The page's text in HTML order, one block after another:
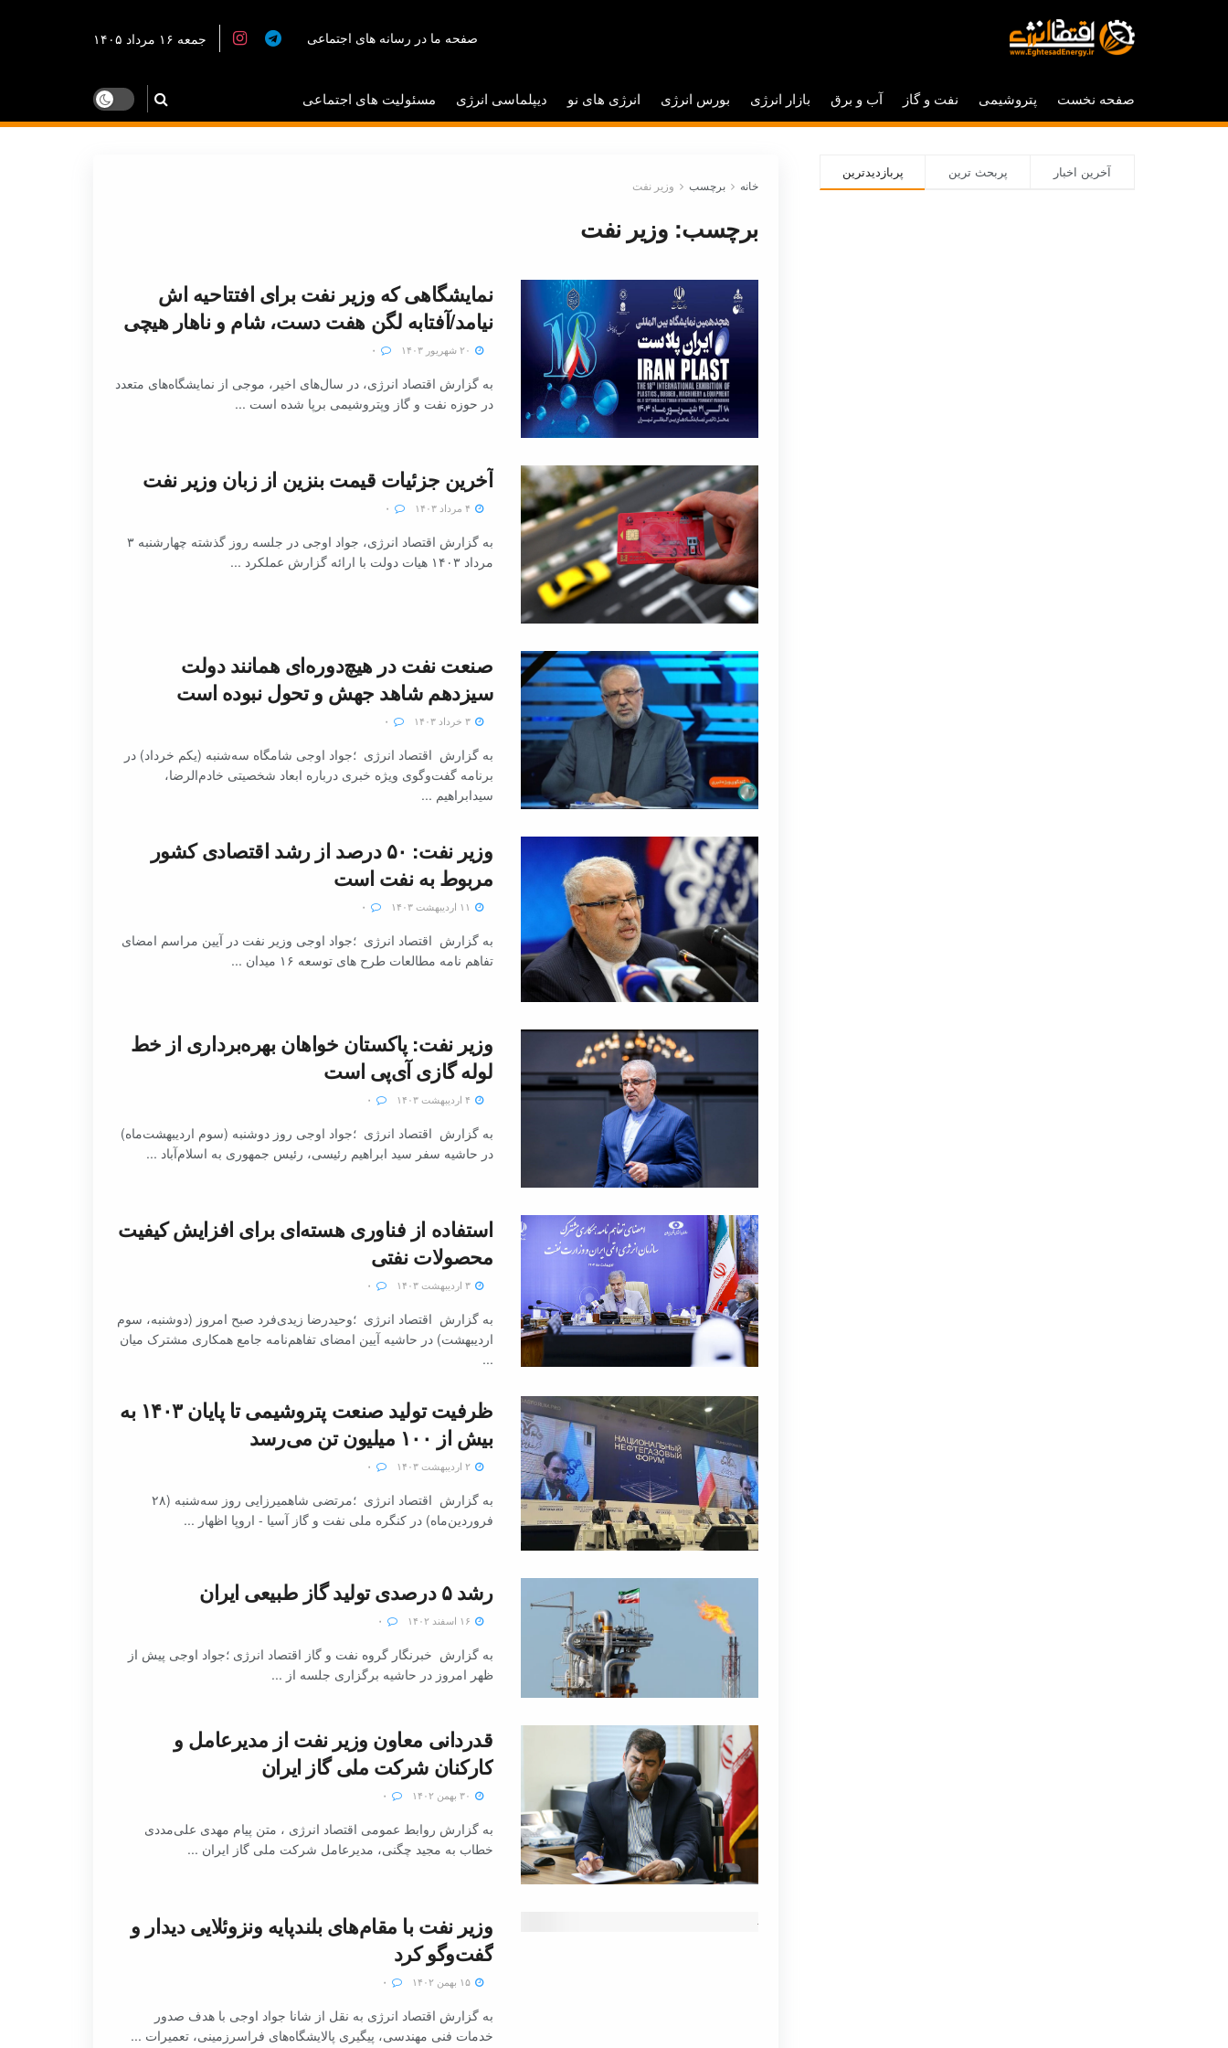
صفحه ما در رسانه های اجتماعی جمعه ۱۶ مرداد ۱۴۰۵
صفحه نخست پتروشیمی نفت و گاز آب و برق بازار انرژی بورس انرژی انرژی های نو دیپلماسی انرژی مسئولیت های اجتماعی
خانه برچسب وزیر نفت
برچسب: وزیر نفت
نمایشگاهی که وزیر نفت برای افتتاحیه اش
نیامد/آفتابه لگن هفت دست، شام و ناهار هیچی
به گزارش اقتصاد انرژی، در سال‌های اخیر، موجی از نمایشگاه‌های متعدد
در حوزه نفت و گاز و‌‌پتروشیمی برپا شده است ...
آخرین جزئیات قیمت بنزین از زبان وزیر نفت
به گزارش اقتصاد‌ انرژی، جواد اوجی در جلسه روز گذشته چهارشنبه ۳
مرداد ۱۴۰۳ هیات دولت با ارائه گزارش عملکرد ...
صنعت نفت در هیچ‌دوره‌ای همانند دولت
سیزدهم شاهد جهش و تحول نبوده است
۳ خرداد ۱۴۰۳
به گزارش اقتصاد انرژی ؛جواد اوجی شامگاه سه‌شنبه (یکم خرداد) در
برنامه گفت‌وگوی ویژه خبری درباره ابعاد شخصیتی خادم‌الرضا،
سیدابراهیم ...
وزیر نفت: ۵۰ درصد از رشد اقتصادی کشور
مربوط به نفت است
به گزارش اقتصاد انرژی ؛جواد اوجی وزیر نفت در آیین مراسم امضای
تفاهم نامه مطالعات طرح های توسعه ۱۶ میدان ...
وزیر نفت: پاکستان خواهان بهره‌برداری از خط
لوله گازی آی‌پی است
به گزارش اقتصاد انرژی ؛جواد اوجی روز دوشنبه (سوم اردیبهشت‌ماه)
در حاشیه سفر سید ابراهیم رئیسی، رئیس جمهوری به اسلام‌آباد ...
استفاده از فناوری هسته‌ای برای افزایش کیفیت
محصولات نفتی
۳ اردیبهشت ۱۴۰۳
به گزارش اقتصاد انرژی ؛وحیدرضا زیدی‌فرد صبح امروز (دوشنبه، سوم
اردیبهشت‌) در حاشیه آیین امضای تفاهم‌نامه جامع همکاری مشترک میان
...
ظرفیت تولید صنعت پتروشیمی تا پایان ۱۴۰۳ به
بیش از ۱۰۰ میلیون تن می‌رسد
۲ اردیبهشت ۱۴۰۳
به گزارش اقتصاد انرژی ؛مرتضی شاهمیرزایی روز سه‌شنبه (۲۸
فروردین‌ماه) در کنگره ملی نفت و گاز آسیا - اروپا اظهار ...
رشد ۵ درصدی تولید گاز طبیعی ایران
به گزارش خبرنگار گروه نفت و گاز اقتصاد انرژی ؛جواد اوجی پیش از
ظهر امروز در حاشیه برگزاری جلسه از ...
قدردانی معاون وزیر نفت از مدیرعامل و
کارکنان شرکت ملی گاز ایران
به گزارش روابط عمومی اقتصاد انرژی ، متن پیام مهدی علی‌مددی
خطاب به مجید چگنی، مدیرعامل شرکت ملی گاز ایران ...
وزیر نفت با مقام‌های بلندپایه ونزوئلایی دیدار و
گفت‌وگو کرد
۱۵ بهمن ۱۴۰۲
به گزارش اقتصاد انرژی به نقل از شانا جواد اوجی با هدف صدور
خدمات فنی مهندسی، پیگیری پالایشگاه‌های فراسرزمینی، تعمیرات ...
پربازدیدترین پربحث ترین آخرین اخبار